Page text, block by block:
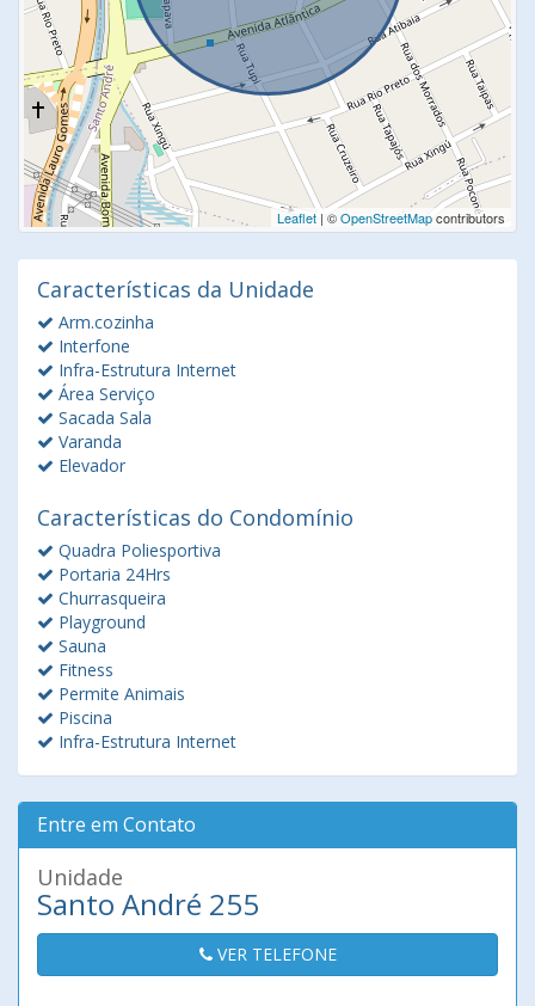
Leaflet | ©OpenStreetMapcontributors
Características da Unidade
Arm.cozinha
Interfone
Infra-Estrutura Internet
Área Serviço
Sacada Sala
Varanda
Elevador
Características do Condomínio
Quadra Poliesportiva
Portaria 24Hrs
Churrasqueira
Playground
Sauna
Fitness
Permite Animais
Piscina
Infra-Estrutura Internet
Entre em Contato
Unidade
Santo André 255
VER TELEFONE